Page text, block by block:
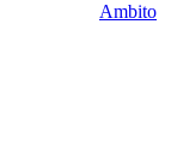
Ambito